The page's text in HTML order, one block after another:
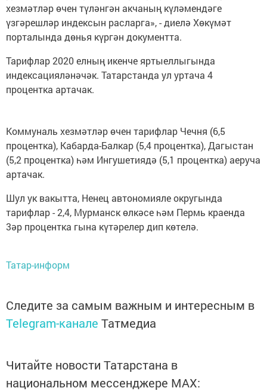
хезмәтләр өчен түләнгән акчаның күләмендәге
үзгәрешләр индексын расларга», - диелә Хөкүмәт
порталында дөнья күргән документта.
Тарифлар 2020 елның икенче яртыеллыгында
индексацияләнәчәк. Татарстанда ул уртача 4
процентка артачак.
Коммуналь хезмәтләр өчен тарифлар Чечня (6,5
процентка), Кабарда-Балкар (5,4 процентка), Дагыстан
(5,2 процентка) һәм Ингушетиядә (5,1 процентка) аеруча
артачак.
Шул ук вакытта, Ненец автономияле округында
тарифлар - 2,4, Мурманск өлкәсе һәм Пермь краенда
3әр процентка гына күтәрелер дип көтелә.
Татар-информ
Следите за самым важным и интересным в
Telegram-канале Татмедиа
Читайте новости Татарстана в
национальном мессенджере MАХ: